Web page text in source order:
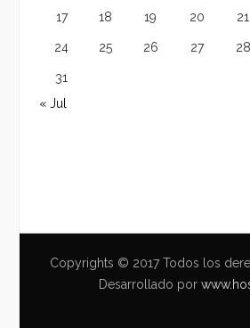
17 18 19 20 21
24 25 26 27 28
31
« Jul
Copyrights © 2017 Todos los
Desarrollado por